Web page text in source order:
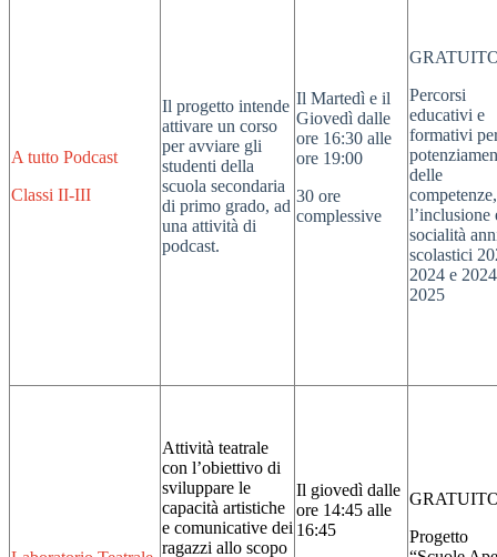
A tutto Podcast
Classi II-III
Il progetto intende
attivare un corso
per avviare gli
studenti della
scuola secondaria
di primo grado, ad
una attività di
podcast.
Il Martedì e il
Giovedì dalle
ore 16:30 alle
ore 19:00
30 ore
complessive
Percorsi
educativi e
formativi
delle
competenze,
l’inclusione
socialità
scolastici
2024 e
2025
Attività teatrale
con l’obiettivo di
sviluppare le
capacità artistiche
e comunicative dei
ragazzi allo scopo
Il giovedì dalle
ore 14:45 alle
16:45
Progetto